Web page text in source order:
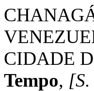
CIDADE
Tempo,